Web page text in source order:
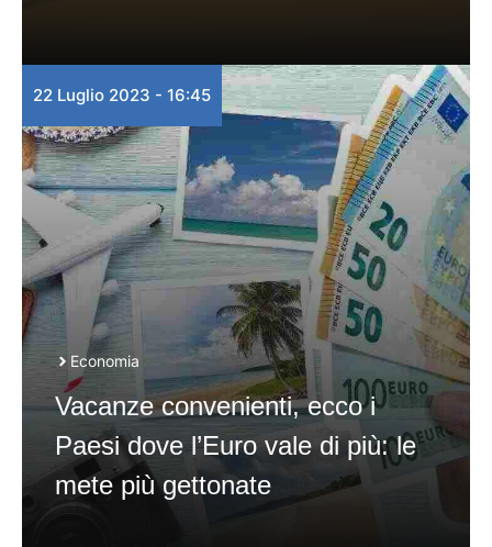
22 Luglio 2023 - 16:45
Economia
Vacanze convenienti, ecco i
Paesi dove l’Euro vale di più: le
mete più gettonate